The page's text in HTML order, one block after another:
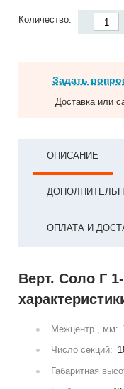
Количество:
Задать
Доставка или
ОПИСАНИЕ
ОПЛАТА И
Верт. Соло Г
Межцентр., мм:
Число секций:
Габаритная